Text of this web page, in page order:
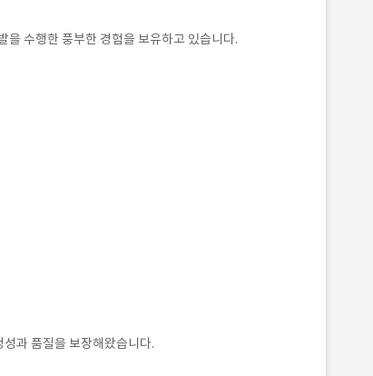
수행한 풍부한 경험을 보유하고 있습니다.
과 품질을 보장해왔습니다.